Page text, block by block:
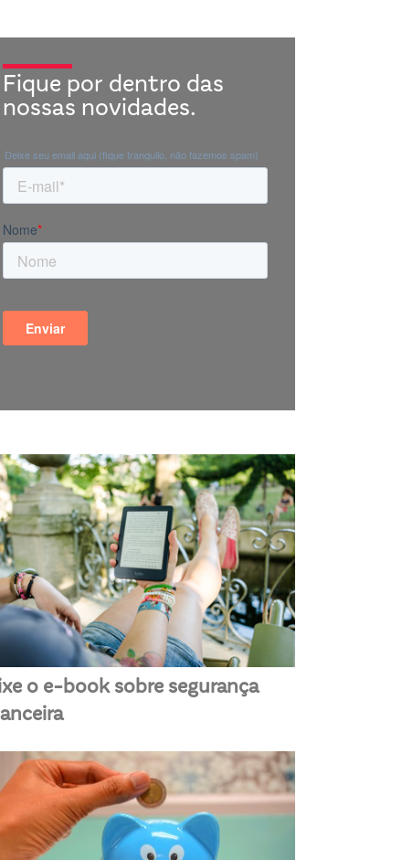
Fique por dentro das
nossas novidades.
o e-book sobre segurança